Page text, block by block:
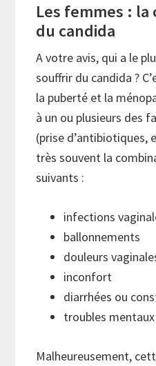
Les femmes :
du candida
A votre avis, qui a le
souffrir du candida ?
la puberté et la
à un ou plusieurs des
(prise d’antibiotiques,
très souvent la
suivants :
infections
ballonnements
douleurs
inconfort
diarrhées ou
troubles
Malheureusement,